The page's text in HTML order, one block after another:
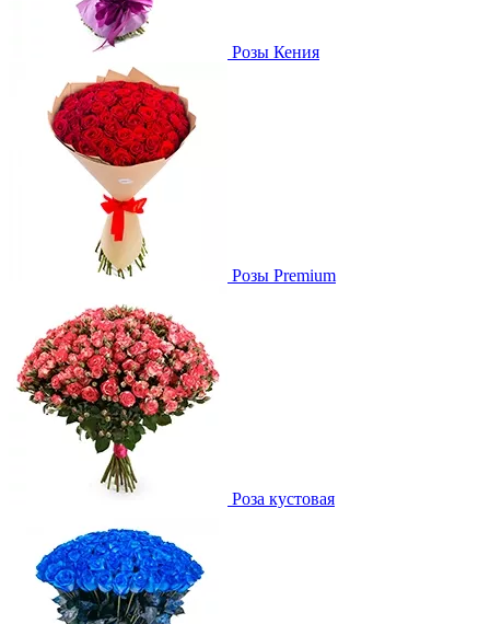
Розы Кения
Розы Premium
Роза кустовая